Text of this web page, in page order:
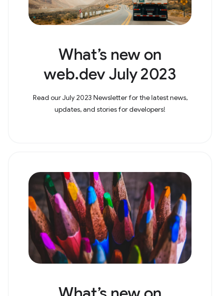
What’s new on
web.dev July 2023
Read our July 2023 Newsletter for the latest news,
updates, and stories for developers!